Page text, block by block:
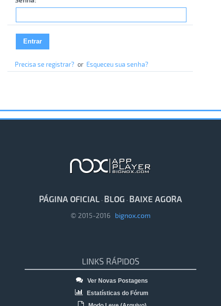
Precisa se registrar? or Esqueceu sua senha?
PÁGINA OFICIAL · BLOG · BAIXE AGORA
© 2015-2016 bignox.com
LINKS RÁPIDOS
Ver Novas Postagens
Estatísticas do Fórum